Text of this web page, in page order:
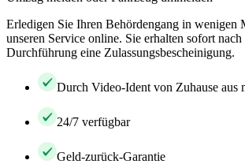
Erledigen Sie Ihren Behördengang in wenigen
unseren Service online. Sie erhalten sofort
Durchführung eine Zulassungsbescheinigung.
Durch Video-Ident von Zuhause aus
24/7 verfügbar
Geld-zurück-Garantie